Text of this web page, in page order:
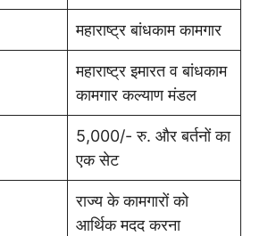
महाराष्ट्र बांधकाम कामगार
महाराष्ट्र इमारत व बांधकाम
कामगार कल्याण मंडल
5,000/- रु. और बर्तनों का
एक सेट
राज्य के कामगारों को
आर्थिक मदद करना